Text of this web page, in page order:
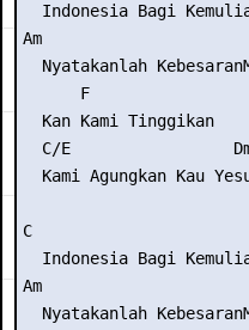
Indonesia Bagi
Am
Nyatakanlah
      F
  Kan Kami Tinggikan
C/E
Kami Agungkan Kau
C
Indonesia Bagi
Am
Nyatakanlah